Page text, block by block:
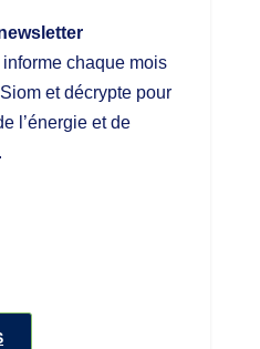
chaque mois
et décrypte pour
l’énergie et de